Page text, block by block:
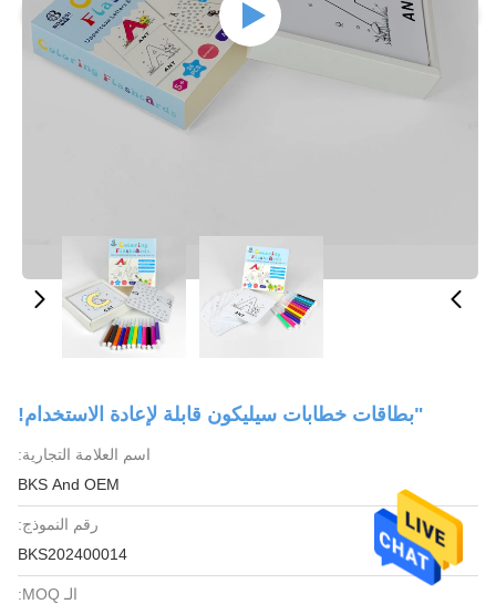
"بطاقات خطابات سيليكون قابلة لإعادة الاستخدام!
اسم العلامة التجارية:
BKS And OEM
رقم النموذج:
BKS202400014
الـ MOQ: